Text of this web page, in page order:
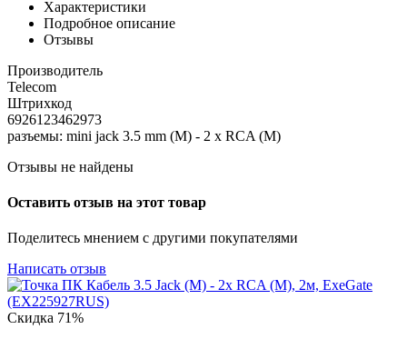
Характеристики
Подробное описание
Отзывы
Производитель
Telecom
Штрихкод
6926123462973
разъемы: mini jack 3.5 mm (M) - 2 x RCA (M)
Отзывы не найдены
Оставить отзыв на этот товар
Поделитесь мнением с другими покупателями
Написать отзыв
Скидка 71%